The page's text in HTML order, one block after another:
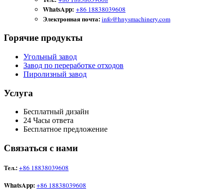
WhatsApp: +86 18838039608
Электронная почта:info@hnysmachinery.com
Горячие продукты
Угольный завод
Завод по переработке отходов
Пиролизный завод
Услуга
Бесплатный дизайн
24 Часы ответа
Бесплатное предложение
Связаться с нами
Тел.:+86 18838039608
WhatsApp:+86 18838039608